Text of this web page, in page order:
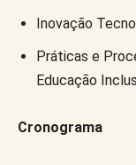
Inovação
Práticas e
Educação
Cronograma